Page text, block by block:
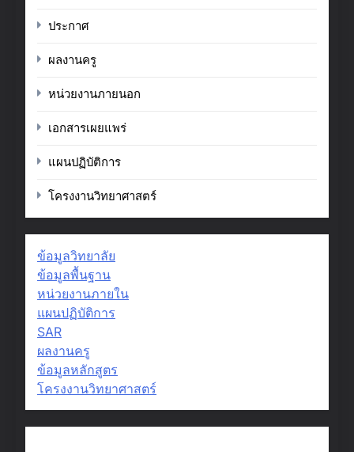
ประกาศ
ผลงานครู
หน่วยงานภายนอก
เอกสารเผยแพร่
แผนปฏิบัติการ
โครงงานวิทยาศาสตร์
ข้อมูลวิทยาลัย
ข้อมูลพื้นฐาน
หน่วยงานภายใน
แผนปฏิบัติการ
SAR
ผลงานครู
ข้อมูลหลักสูตร
โครงงานวิทยาศาสตร์